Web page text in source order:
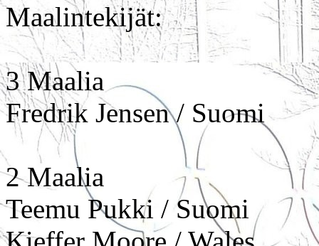
Maalintekijät:
3 Maalia
Fredrik Jensen / Suomi
2 Maalia
Teemu Pukki / Suomi